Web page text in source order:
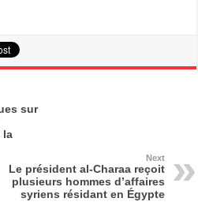
sur
la
Next
Le président al-Charaa reçoit
plusieurs hommes d’affaires
syriens résidant en Égypte